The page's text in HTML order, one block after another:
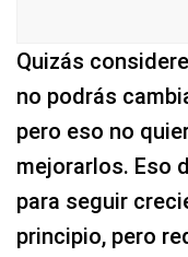
Quizás
no podrás
pero eso no
mejorarlos. Eso
para seguir
principio, pero